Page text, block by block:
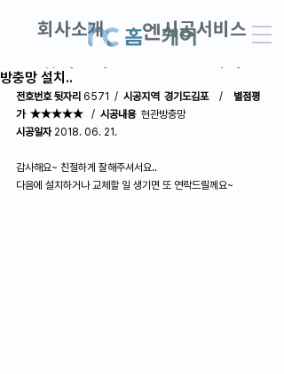
회사소개 시공서비스
창업교실 DIY견적
AS접수 · 견적문의
방충망 설치..
전호번호 뒷자리 6571  / 시공지역  경기도김포 / 별점평
가  ★★★★★ / 시공내용 현관방충망
시공일자 2018. 06. 21.
감사해요~ 친절하게 잘해주셔서요..
다음에 설치하거나 교체할 일 생기면 또 연락드릴께요~